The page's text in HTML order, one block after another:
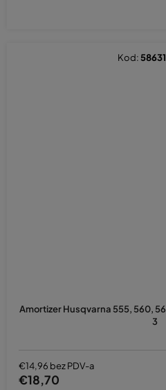
Amortizer Husqvarna 555, 560,
3
€14,96 bez PDV-a
€18,70
Kod: